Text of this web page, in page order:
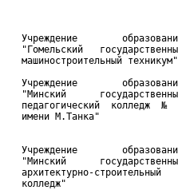
Учреждение
"Гомельский
машиностроительный
Учреждение
"Минский
педагогический  колледж
имени М.Танка"
Учреждение
"Минский
архитектурно-строительный
колледж"